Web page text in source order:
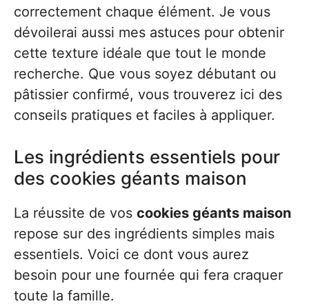
correctement chaque élément. Je vous
dévoilerai aussi mes astuces pour obtenir
cette texture idéale que tout le monde
recherche. Que vous soyez débutant ou
pâtissier confirmé, vous trouverez ici des
conseils pratiques et faciles à appliquer.
Les ingrédients essentiels pour
des cookies géants maison
La réussite de vos cookies géants maison
repose sur des ingrédients simples mais
essentiels. Voici ce dont vous aurez
besoin pour une fournée qui fera craquer
toute la famille.